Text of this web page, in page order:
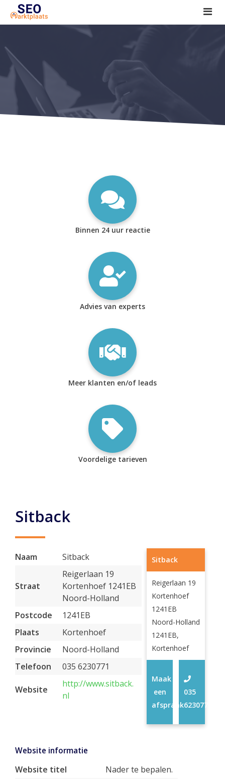
SEO tools reviews
Marketeer bij jou in de buurt?
Offerte
1. Seo voor beginners +
2. Onderzoeken +
Binnen 24 uur reactie
Advies van experts
Meer klanten en/of leads
Voordelige tarieven
Sitback
Naam Sitback
Straat
Reigerlaan 19
Kortenhoef 1241EB
Noord-Holland
Postcode
1241EB
Plaats
Kortenhoef
Provincie
Noord-Holland
Telefoon
035 6230771
Website
http://www.sitback.
nl
Sitback
Reigerlaan 19
Kortenhoef
1241EB
Noord-Holland
1241EB,
Kortenhoef
035
6230771
Maak
een
afspraak
Website informatie
Website titel
Nader te bepalen.